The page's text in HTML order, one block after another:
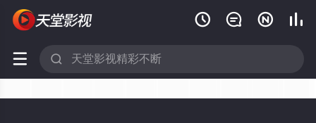
   
 